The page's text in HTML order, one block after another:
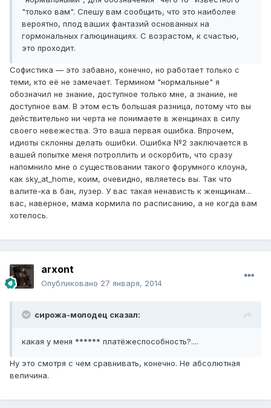
"только вам". Спешу вам сообщить, что это наиболее
вероятно, плод ваших фантазий основанных на
гормональных галюцинациях. С возрастом, к счастью,
это проходит.
Софистика — это забавно, конечно, но работает только с
теми, кто её не замечает. Термином "нормальные" я
обозначил не знание, доступное только мне, а знание, не
доступное вам. В этом есть большая разница, потому что вы
действительно ни черта не понимаете в женщинах в силу
своего невежества. Это ваша первая ошибка. Впрочем,
идиоты склонны делать ошибки. Ошибка №2 заключается в
вашей попытке меня потроллить и оскорбить, что сразу
напомнило мне о существовании такого форумного клоуна,
как sky_at_home, коим, очевидно, являетесь вы. Так что
валите-ка в бан, лузер. У вас такая ненависть к женщинам...
вас, наверное, мама кормила по расписанию, а не когда вам
хотелось.
arxont
Опубликовано 27 января, 2014
сирожа-молодец сказал:
какая у меня ****** платёжеспособность?....
Ну это смотря с чем сравнивать, конечно. Не абсолютная
величина.